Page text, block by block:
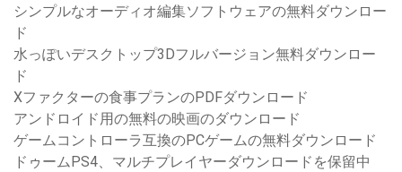
シンプルなオーディオ編集ソフトウェアの無料ダウンロー
ド
水っぽいデスクトップ3Dフルバージョン無料ダウンロー
ド
Xファクターの食事プランのPDFダウンロード
アンドロイド用の無料の映画のダウンロード
ゲームコントローラ互換のPCゲームの無料ダウンロード
ドゥームPS4、マルチプレイヤーダウンロードを保留中